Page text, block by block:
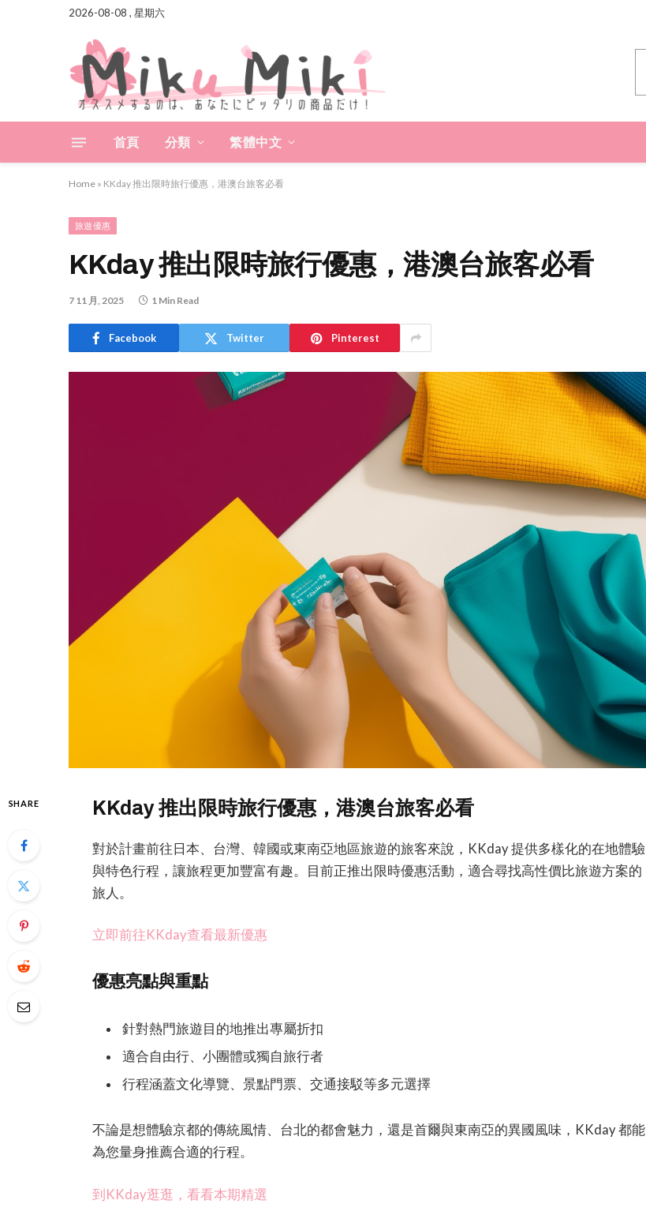
2026-08-08 , 星期六
首頁 分類 繁體中文
Home » KKday 推出限時旅行優惠，港澳台旅客必看
旅遊優惠
KKday 推出限時旅行優惠，港澳台旅客必看
7 11 月, 2025 1 Min Read
Facebook Twitter Pinterest
SHARE KKday 推出限時旅行優惠，港澳台旅客必看
對於計畫前往日本、台灣、韓國或東南亞地區旅遊的旅客來說，KKday 提供多樣化的在地體驗
與特色行程，讓旅程更加豐富有趣。目前正推出限時優惠活動，適合尋找高性價比旅遊方案的
旅人。
立即前往KKday查看最新優惠
優惠亮點與重點
針對熱門旅遊目的地推出專屬折扣
適合自由行、小團體或獨自旅行者
行程涵蓋文化導覽、景點門票、交通接駁等多元選擇
不論是想體驗京都的傳統風情、台北的都會魅力，還是首爾與東南亞的異國風味，KKday 都能
為您量身推薦合適的行程。
到KKday逛逛，看看本期精選